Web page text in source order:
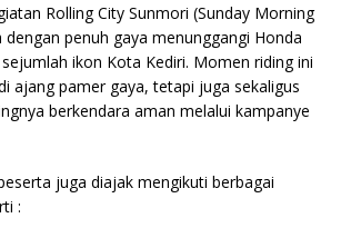
Rolling City Sunmori (Sunday Morning
dengan penuh gaya menunggangi Honda
ikon Kota Kediri. Momen riding ini
ajang pamer gaya, tetapi juga sekaligus
berkendara aman melalui kampanye
juga diajak mengikuti berbagai
: